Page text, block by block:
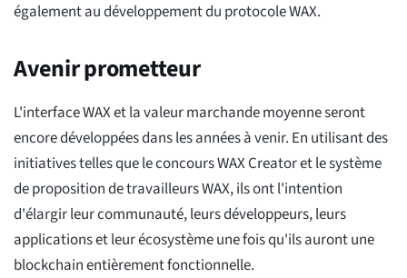
également au développement du protocole WAX.
Avenir prometteur
L'interface WAX et la valeur marchande moyenne seront
encore développées dans les années à venir. En utilisant des
initiatives telles que le concours WAX Creator et le système
de proposition de travailleurs WAX, ils ont l'intention
d'élargir leur communauté, leurs développeurs, leurs
applications et leur écosystème une fois qu'ils auront une
blockchain entièrement fonctionnelle.